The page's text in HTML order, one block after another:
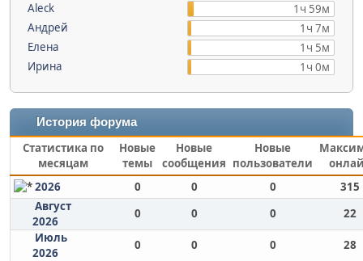
Aleck
1ч 59м
Андрей
1ч 7м
Елена
1ч 5м
Ирина
1ч 0м
История форума
Статистика по
месяцам
Новые
темы
Новые
сообщения
Новые
пользователи
2026
0 0 0
315
Август
2026
0 0 0
22
Июль
2026
0 0 0
28